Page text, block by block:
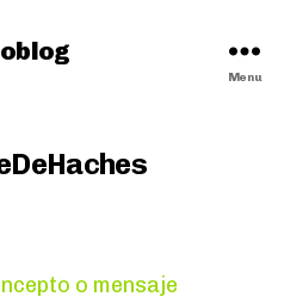
Menu
Categories
o mensaje